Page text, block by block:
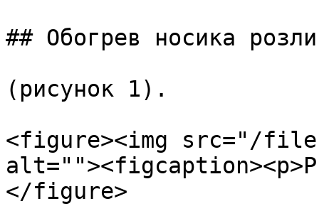
## Обогрев носика
(рисунок 1).
<figure><img src="/
</figure>